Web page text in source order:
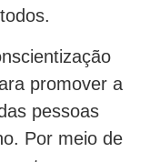
promover a
pessoas
Por meio de